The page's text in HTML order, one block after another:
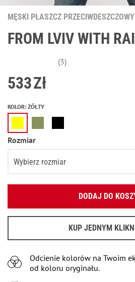
MĘSKI PŁASZCZ PRZECIWDESZCZOWY
FROM LVIV WITH
(3)
533Zł
KOLOR: ŻÓŁTY
Rozmiar
Wybierz rozmiar
XS
L
XL
DODAJ DO
KUP JEDNYM
Kiedy czekać na e-mail - przeczytajtu.
Odcienie kolorów na Twoim
od koloru oryginału.